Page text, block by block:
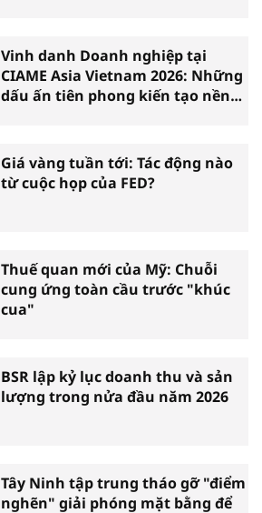
Vinh danh Doanh nghiệp tại
CIAME Asia Vietnam 2026: Những
dấu ấn tiên phong kiến tạo nền
Giá vàng tuần tới: Tác động nào
từ cuộc họp của FED?
Thuế quan mới của Mỹ: Chuỗi
cung ứng toàn cầu trước "khúc
cua"
BSR lập kỷ lục doanh thu và sản
lượng trong nửa đầu năm 2026
Tây Ninh tập trung tháo gỡ "điểm
nghẽn" giải phóng mặt bằng để